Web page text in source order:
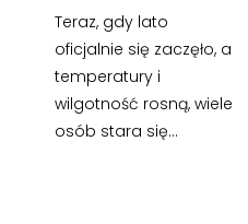
Teraz, gdy lato
oficjalnie się zaczęło, a
temperatury i
wilgotność rosną, wiele
osób stara się...